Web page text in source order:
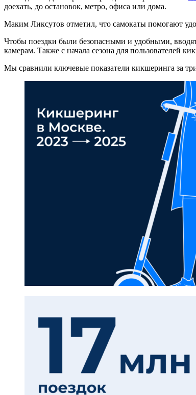
доехать, до остановок, метро, офиса или дома.
Маким Ликсутов отметил, что самокаты помогают
Чтобы поездки были безопасными и удобными,
камерам. Также с начала сезона для пользователей
Мы сравнили ключевые показатели кикшеринга за